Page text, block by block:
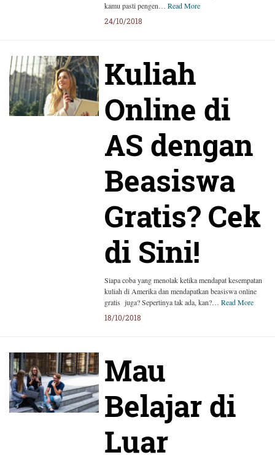
kamu pasti pengen… Read More
24/10/2018
Kuliah
Online di
AS dengan
Beasiswa
Gratis? Cek
di Sini!
Siapa coba yang menolak ketika mendapat kesempatan
kuliah di Amerika dan mendapatkan beasiswa online
gratis juga? Sepertinya tak ada, kan?… Read More
18/10/2018
Mau
Belajar di
Luar